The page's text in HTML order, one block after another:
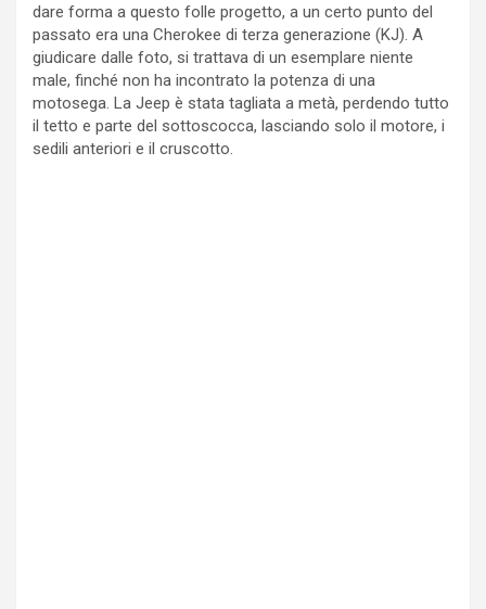
dare forma a questo folle progetto, a un certo punto del
passato era una Cherokee di terza generazione (KJ). A
giudicare dalle foto, si trattava di un esemplare niente
male, finché non ha incontrato la potenza di una
motosega. La Jeep è stata tagliata a metà, perdendo tutto
il tetto e parte del sottoscocca, lasciando solo il motore, i
sedili anteriori e il cruscotto.